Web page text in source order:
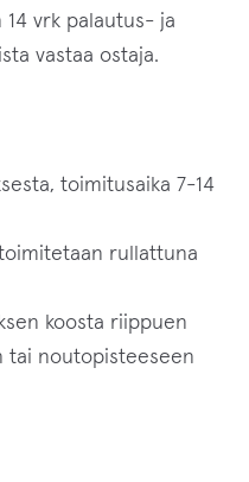
vrk palautus- ja
vastaa ostaja.
toimitusaika 7-14
rullattuna
koosta riippuen
tai noutopisteeseen